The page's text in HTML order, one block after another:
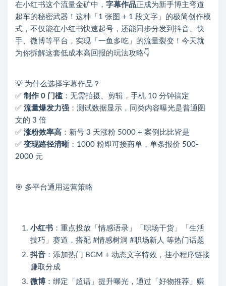
在小红书这个流量金矿中， 字幕作品正成为新手博主弯道
超车的秘密武器！这种「1 张图 + 1 段文字」的极简创作模
式，不仅能在小红书快速起号，还能同步分发到抖音、快
手、微博等平台，实现「一鱼多吃」的流量裂变！今天就
为你拆解这套低成本高回报的玩法攻略👇
💡 为什么选择字幕作品？
✅ 制作 0 门槛：无需拍摄、剪辑，手机 10 分钟搞定
✅ 流量爆发力强 ：测试数据显示，同类内容曝光是普通图
文的 3 倍
✅ 涨粉效率高 ：新号 3 天涨粉 5000 + 案例比比皆是
✅ 变现路径清晰 ：1000 粉即可接商单，单条报价 500-
2000 元
🎯 多平台通用运营策略
小红书 ：重点投放「情感语录」「职场干货」「生活
技巧」赛道，搭配 #情感树洞 #职场新人 等热门话题
抖音 ：添加热门 BGM + 动态文字特效，挂小程序链接
赚取分成
微博 ：绑定「超话」提升曝光，通过「好物推荐」赚